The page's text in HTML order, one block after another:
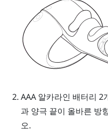
AAA 알카라인 배터리 2
과 양극 끝이 올바른 방
오.